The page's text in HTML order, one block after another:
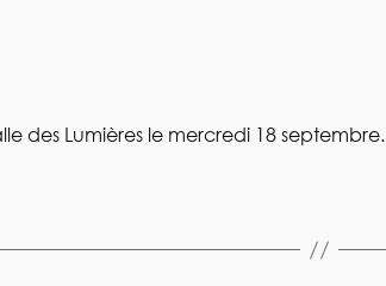
des Lumières le mercredi 18 septembre.